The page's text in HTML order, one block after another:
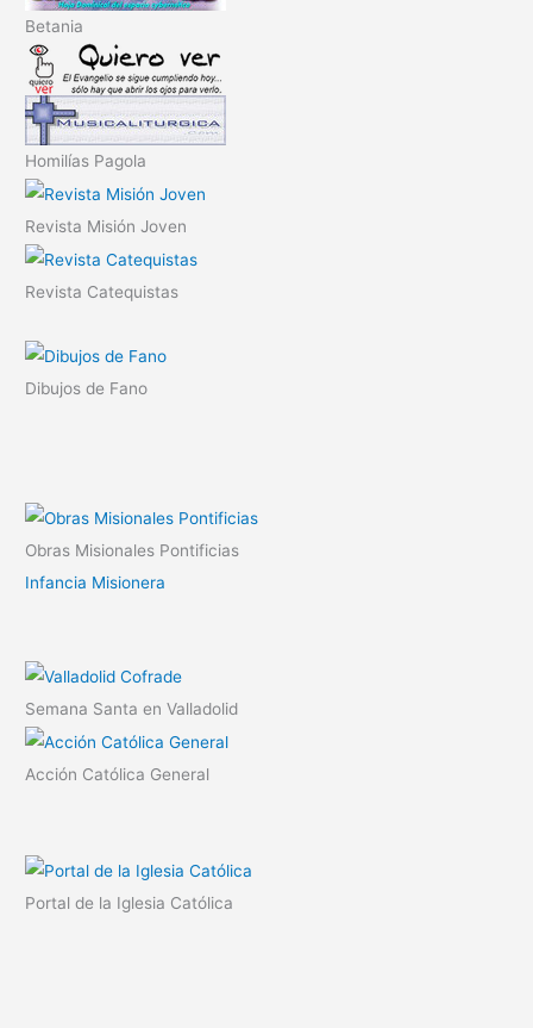
Betania
Homilías Pagola
Revista Misión Joven
Revista Catequistas
Dibujos de Fano
Obras Misionales Pontificias
Infancia Misionera
Semana Santa en Valladolid
Acción Católica General
Portal de la Iglesia Católica